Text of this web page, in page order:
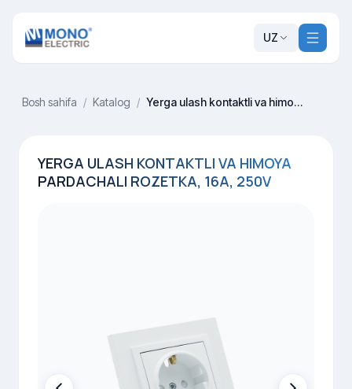
UZ
Bosh sahifa / Katalog / Yerga ulash kontaktli va himoya pardachali rozetka, 16A, 250V
YERGA ULASH KONTAKTLI VA HIMOYA
PARDACHALI ROZETKA, 16A, 250V